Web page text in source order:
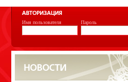
Имя пользователя Пароль